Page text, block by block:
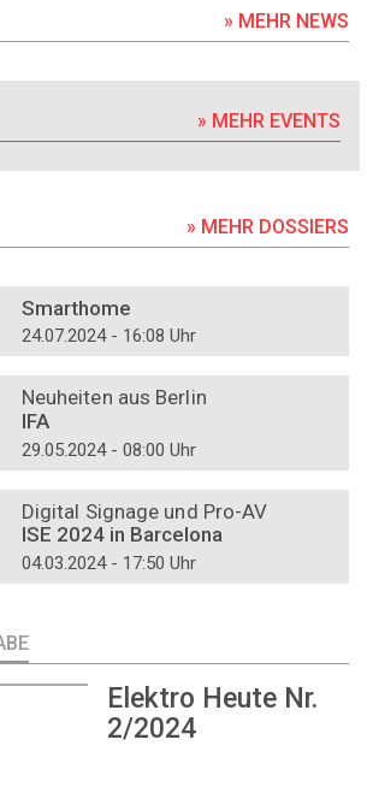
» MEHR NEWS
» MEHR EVENTS
» MEHR DOSSIERS
Smarthome
24.07.2024 - 16:08 Uhr
Neuheiten aus Berlin
IFA
29.05.2024 - 08:00 Uhr
Digital Signage und Pro-AV
ISE 2024 in Barcelona
04.03.2024 - 17:50 Uhr
Elektro Heute Nr.
2/2024